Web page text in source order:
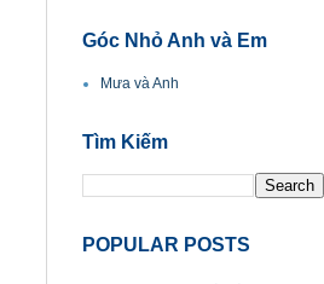
Góc Nhỏ Anh và Em
Mưa và Anh
Tìm Kiếm
POPULAR POSTS